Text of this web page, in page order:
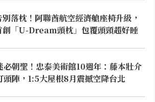
落枕！阿聯酋航空經濟艙座椅升級，
創「U-Dream頭枕」包覆頭頸超好睡
必朝聖！忠泰美術館10週年：藤本壯介
頭陣，1:5大屋根8月震撼空降台北